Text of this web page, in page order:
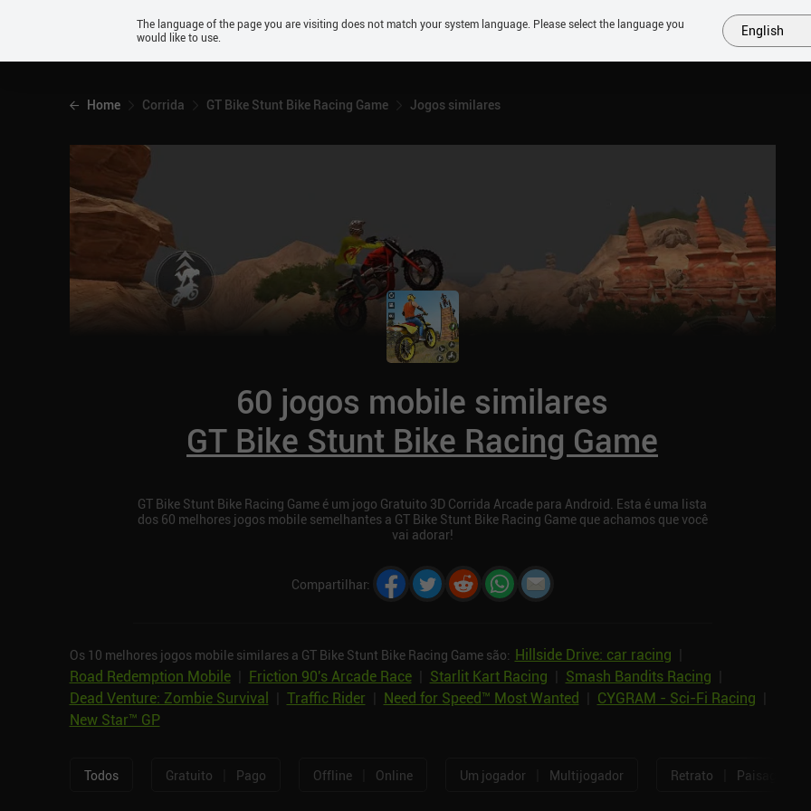
Android
MAIS EM BREVE SIMILARES COLEÇÕES TOP
Home Corrida GT Bike Stunt Bike Racing Game Jogos similares
60 jogos mobile similares
GT Bike Stunt Bike Racing Game
GT Bike Stunt Bike Racing Game é um jogo Gratuito 3D Corrida Arcade para Android. Esta é uma lista
dos 60 melhores jogos mobile semelhantes a GT Bike Stunt Bike Racing Game que achamos que você
vai adorar!
Compartilhar:
Os 10 melhores jogos mobile similares a GT Bike Stunt Bike Racing Game são: Hillside Drive: car racing
Road Redemption Mobile| Friction 90's Arcade Race| Starlit Kart Racing Smash Bandits Racing
Dead Venture: Zombie Survival
Traffic Rider Need for Speed™ Most Wanted CYGRAM - Sci-Fi Racing
New Star™ GP
Todos Gratuito Pago Offline Online Um jogador Multijogador Retrato Paisagem
The language of the page you are visiting does not match your system language. Please select the language you
would like to use.
English